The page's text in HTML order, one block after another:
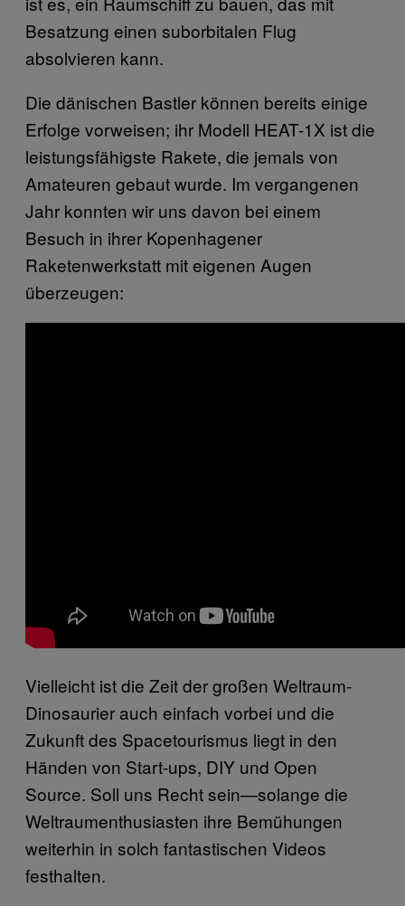
Besatzung einen suborbitalen Flug
absolvieren kann.
Die dänischen Bastler können bereits einige
Erfolge vorweisen; ihr Modell HEAT-1X ist die
leistungsfähigste Rakete, die jemals von
Amateuren gebaut wurde. Im vergangenen
Jahr konnten wir uns davon bei einem
Besuch in ihrer Kopenhagener
Raketenwerkstatt mit eigenen Augen
überzeugen:
Vielleicht ist die Zeit der großen Weltraum-
Dinosaurier auch einfach vorbei und die
Zukunft des Spacetourismus liegt in den
Händen von Start-ups, DIY und Open
Source. Soll uns Recht sein—solange die
Weltraumenthusiasten ihre Bemühungen
weiterhin in solch fantastischen Videos
festhalten.